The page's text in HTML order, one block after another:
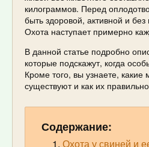
килограммов. Перед
быть здоровой, активной и
Охота наступает примерно
В данной статье подробно
которые подскажут, когда
Кроме того, вы узнаете, какие
существуют и как их
Содержание:
Охота у свиней и